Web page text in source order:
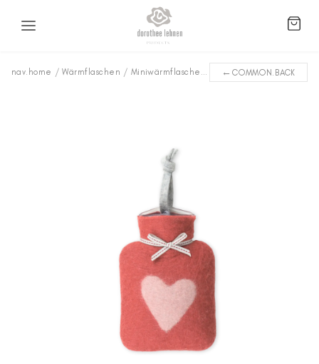
nav.home / Wärmflaschen / Miniwärmflaschen Herz WFXS-5027
←COMMON.BACK